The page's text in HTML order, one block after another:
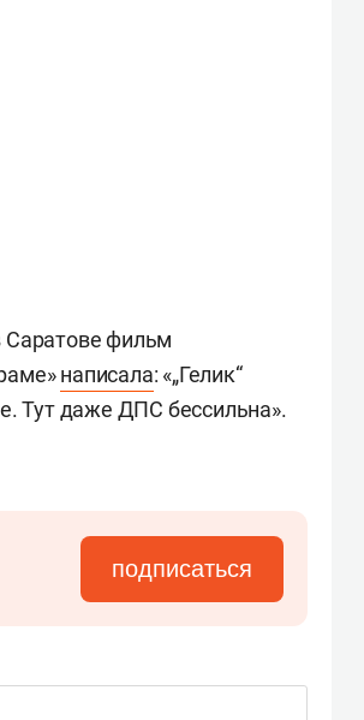
Саратове фильм
написала: «„Гелик“
Тут даже ДПС бессильна».
подписаться